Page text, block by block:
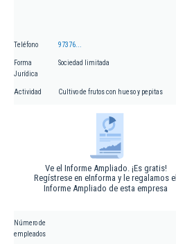
Teléfono 97376...
Forma
Jurídica
Sociedad limitada
Actividad Cultivo de frutos con hueso y pepitas
Ve el Informe Ampliado. ¡Es gratis!
Regístrese en eInforma y le regalamos el
Informe Ampliado de esta empresa
Número de
empleados